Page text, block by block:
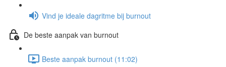
Vind je ideale dagritme bij burnout
De beste aanpak van burnout
Beste aanpak burnout (11:02)